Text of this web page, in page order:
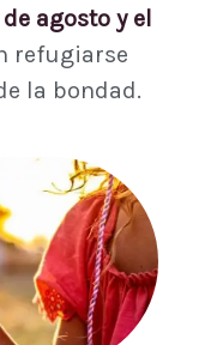
agosto y el
refugiarse
la bondad.